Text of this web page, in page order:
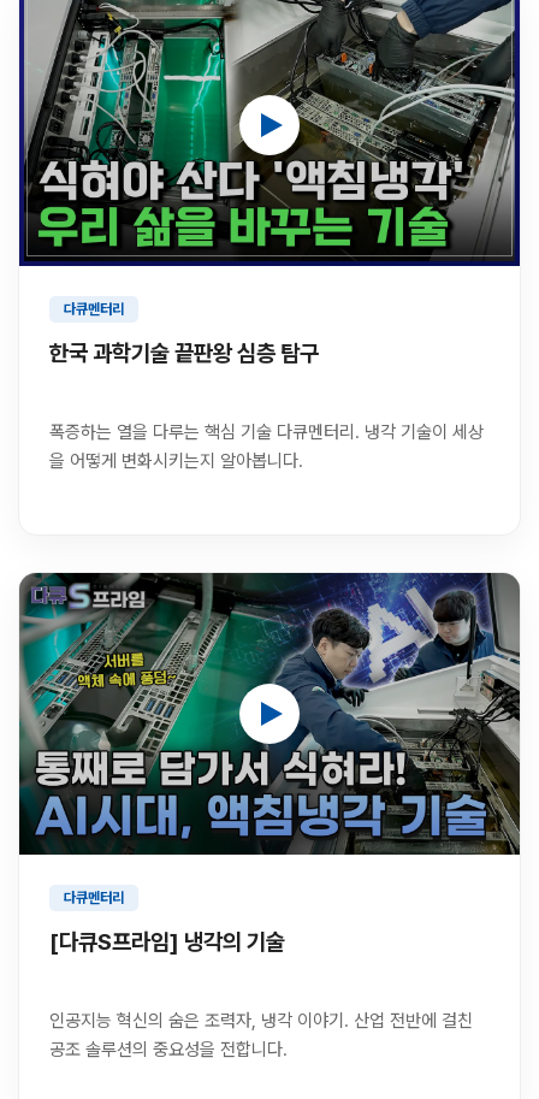
다큐멘터리
한국 과학기술 끝판왕 심층 탐구
폭증하는 열을 다루는 핵심 기술 다큐멘터리. 냉각 기술이 세상
을 어떻게 변화시키는지 알아봅니다.
다큐멘터리
[다큐S프라임] 냉각의 기술
인공지능 혁신의 숨은 조력자, 냉각 이야기. 산업 전반에 걸친
공조 솔루션의 중요성을 전합니다.